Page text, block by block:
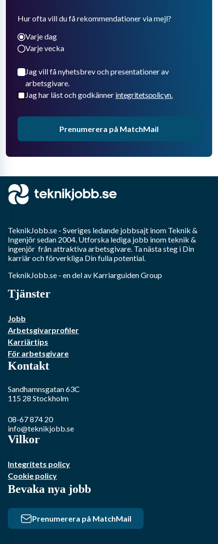
Hur ofta vill du få rekommendationer via mejl?
Varje dag
Varje vecka
Jag vill få nyhetsbrev och presentationer av
arbetsgivare.
Jag har läst och godkänner integritetspolicyn.
Prenumerera på MatchMail
TeknikJobb.se - Sveriges ledande jobbsajt inom Teknik &
Ingenjörsedan 2004. Utforska lediga jobb inomteknik &
ingenjör från attraktiva arbetsgivare. Ta nästa steg i Din
karriär och förverkliga Din fulla potential.
TeknikJobb.se - en del av Karriarguiden Group
Tjänster
Jobb
Arbetsgivarprofiler
Karriärtips
För arbetsgivare
Kontakt
Sandhamnsgatan 63C
115 28 Stockholm
08-67 874 20
info@teknikjobb.se
Vilkor
Integritets policy
Cookie policy
Bevaka nya jobb
Prenumerera på MatchMail